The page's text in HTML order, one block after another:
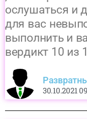
ослушаться и
для вас
выполнить и
вердикт 10 из
30.10.2021